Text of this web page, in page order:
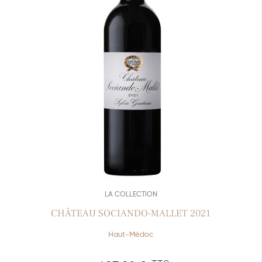
LA COLLECTION
CHÂTEAU SOCIANDO-MALLET 2021
Haut-Médoc